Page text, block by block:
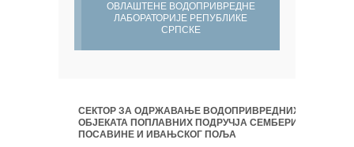
ОВЛАШТЕНЕ ВОДОПРИВРЕДНЕ
ЛАБОРАТОРИЈЕ РЕПУБЛИКЕ
СРПСКЕ
СЕКТОР ЗА ОДРЖАВАЊЕ ВОДОПРИВРЕДНИХ
ОБЈЕКАТА ПОПЛАВНИХ ПОДРУЧЈА СЕМБЕРИЈЕ,
ПОСАВИНЕ И ИВАЊСКОГ ПОЉА